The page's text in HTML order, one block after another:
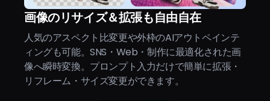
画像のリサイズ＆拡張も自由自在
人気のアスペクト比変更や外枠のAIアウトペインテ
ィングも可能。SNS・Web・制作に最適化された画
像へ瞬時変換。プロンプト入力だけで簡単に拡張・
リフレーム・サイズ変更ができます。